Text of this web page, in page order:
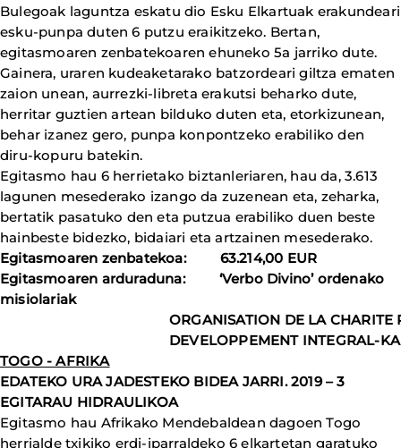
Bulegoak laguntza eskatu dio Esku Elkartuak erakundeari
esku-punpa duten 6 putzu eraikitzeko. Bertan,
egitasmoaren zenbatekoaren ehuneko 5a jarriko dute.
Gainera, uraren kudeaketarako batzordeari giltza ematen
zaion unean, aurrezki-libreta erakutsi beharko dute,
herritar guztien artean bilduko duten eta, etorkizunean,
behar izanez gero, punpa konpontzeko erabiliko den
diru-kopuru batekin.
Egitasmo hau 6 herrietako biztanleriaren, hau da, 3.613
lagunen mesederako izango da zuzenean eta, zeharka,
bertatik pasatuko den eta putzua erabiliko duen beste
hainbeste bidezko, bidaiari eta artzainen mesederako.
Egitasmoaren zenbatekoa: 63.214,00 EUR
Egitasmoaren arduraduna: ‘Verbo Divino’ ordenako
misiolariak
ORGANISATION DE LA CHARITE
DEVELOPPEMENT INTEGRAL-
TOGO - AFRIKA
EDATEKO URA JADESTEKO BIDEA JARRI. 2019 – 3
EGITARAU HIDRAULIKOA
Egitasmo hau Afrikako Mendebaldean dagoen Togo
herrialde txikiko erdi-iparraldeko 6 elkartetan garatuko